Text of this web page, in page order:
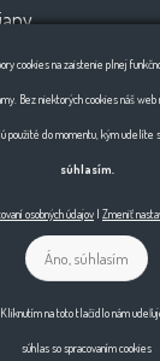
3D
cookies na zaistenie plnej
Bez niektorých cookies náš web
použité do momentu, kým
súhlasím.
osobných údajov | Zmeniť
Áno, súhlasím
Kliknutím na toto tlačidlo nám
súhlas so spracovaním cookies